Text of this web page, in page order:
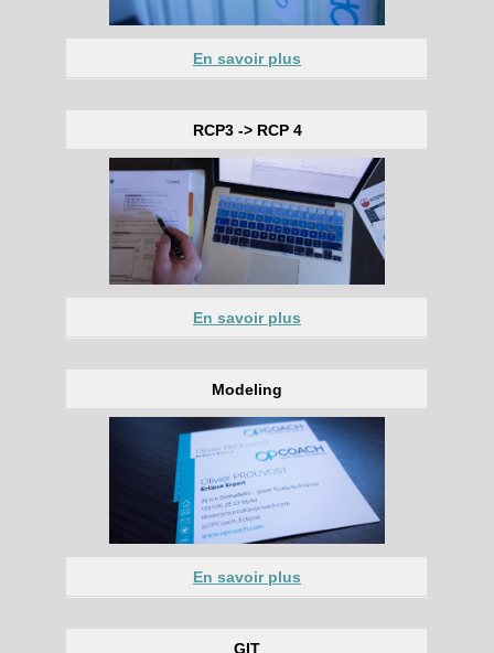
En savoir plus
RCP3 -> RCP 4
En savoir plus
Modeling
En savoir plus
GIT